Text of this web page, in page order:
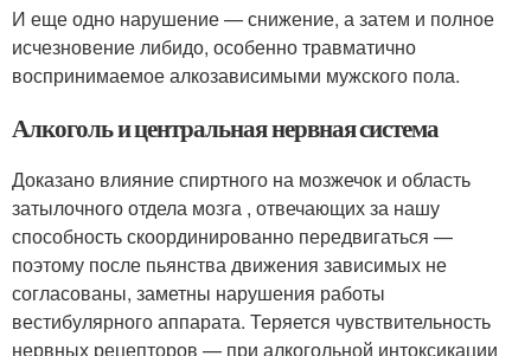
И еще одно нарушение — снижение, а затем и полное
исчезновение либидо, особенно травматично
воспринимаемое алкозависимыми мужского пола.
Алкоголь и центральная нервная система
Доказано влияние спиртного на мозжечок и область
затылочного отдела мозга , отвечающих за нашу
способность скоординированно передвигаться —
поэтому после пьянства движения зависимых не
согласованы, заметны нарушения работы
вестибулярного аппарата. Теряется чувствительность
нервных рецепторов — при алкогольной интоксикации